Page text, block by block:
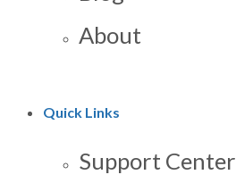
About
Quick Links
Support Center